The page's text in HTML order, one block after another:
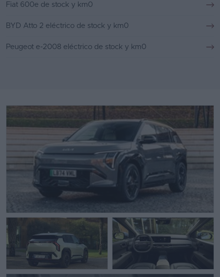
Fiat 600e de stock y km0
BYD Atto 2 eléctrico de stock y km0
Peugeot e-2008 eléctrico de stock y km0